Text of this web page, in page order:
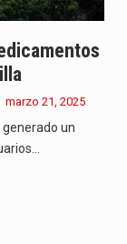
marzo 21, 2025
un